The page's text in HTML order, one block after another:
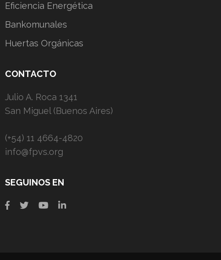
Eficiencia Energética
Bankomunales
Huertas Orgánicas
CONTACTO
Julio A. Roca 1341
San Miguel (Buenos Aires)
(+54) 11 4664-4820
info@fpvs.org
SEGUINOS EN